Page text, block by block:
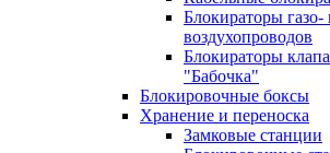
Блокираторы газо-
воздухопроводов
Блокираторы
"Бабочка"
Блокировочные боксы
Хранение и переноска
Замковые станции